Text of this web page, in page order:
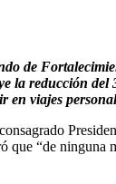
de
la reducción
en viajes
“de